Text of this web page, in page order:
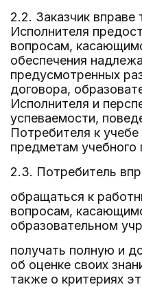
2.2. Заказчик вправе
Исполнителя
вопросам,
обеспечения
предусмотренных
договора,
Исполнителя и
успеваемости,
Потребителя к
предметам учебного
2.3. Потребитель
обращаться к
вопросам,
образовательном
получать полную и
об оценке своих
также о критериях